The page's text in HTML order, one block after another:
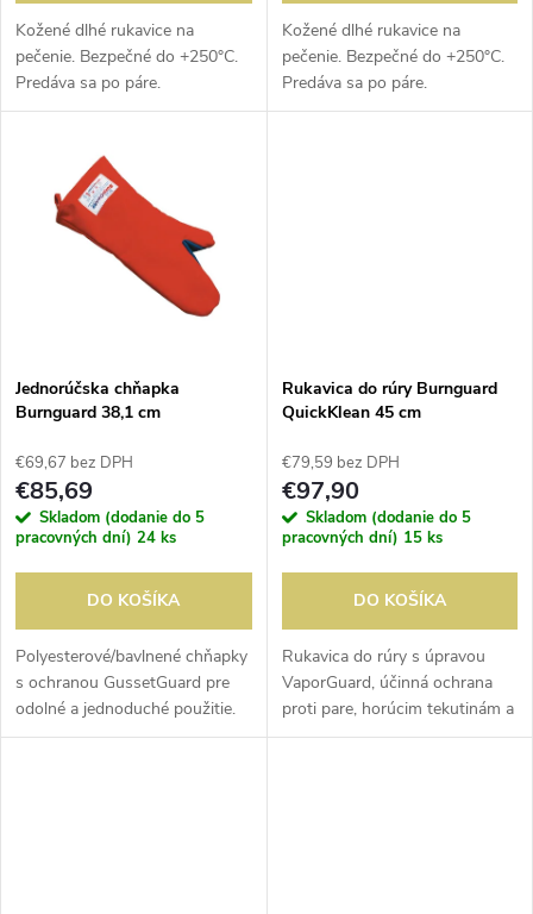
d
u
u
k
Kožené dlhé rukavice na
pečenie. Bezpečné do +250°C.
Predáva sa po páre.
Kožené dlhé rukavice na
pečenie. Bezpečné do +250°C.
Predáva sa po páre.
Jednorúčska chňapka
Burnguard 38,1 cm
€69,67 bez DPH
€85,69
Skladom (dodanie do 5
pracovných dní) 24 ks
DO KOŠÍKA
Polyesterové/bavlnené chňapky
s ochranou GussetGuard pre
odolné a jednoduché použitie.
Predáva sa po kuse.
Rukavica do rúry Burnguard
QuickKlean 45 cm
€79,59 bez DPH
€97,90
Skladom (dodanie do 5
pracovných dní) 15 ks
DO KOŠÍKA
Rukavica do rúry s úpravou
VaporGuard, účinná ochrana
proti pare, horúcim tekutinám a
mastnote. Táto rukavica je